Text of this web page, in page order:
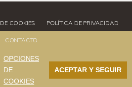
OPCIONES
DE
COOKIES
ACEPTAR Y SEGUIR
COOKIES POLÍTICA DE PRIVACIDAD
CONTACTO
El Pardo de Aravaca.